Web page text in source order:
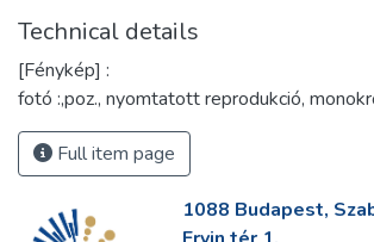
Technical details
[Fénykép] :
fotó :,poz., nyomtatott reprodukció,
Full item page
1088 Budapest,